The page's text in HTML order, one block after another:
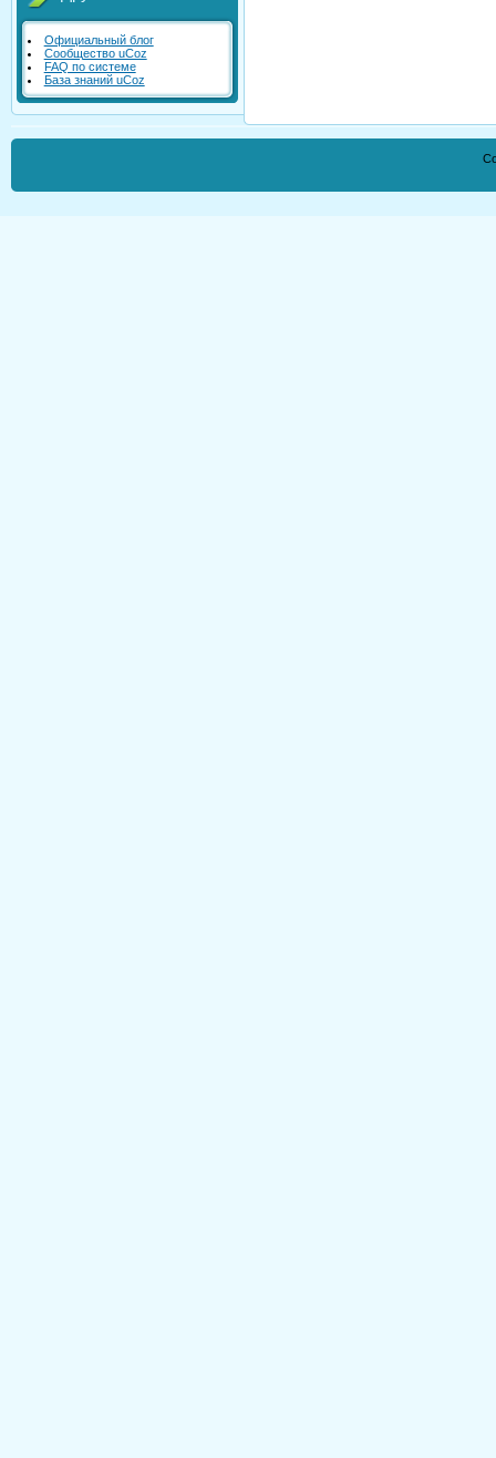
Официальный блог
Сообщество uCoz
FAQ по системе
База знаний uCoz